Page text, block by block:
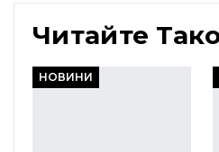
Читайте
НОВИНИ